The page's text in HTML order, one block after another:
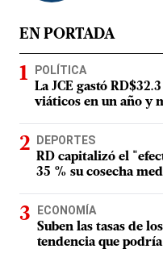
EN PORTADA
POLÍTICA
La JCE gastó
viáticos en un año y
DEPORTES
RD capitalizó el
35 % su cosecha
ECONOMÍA
Suben las tasas de
tendencia que